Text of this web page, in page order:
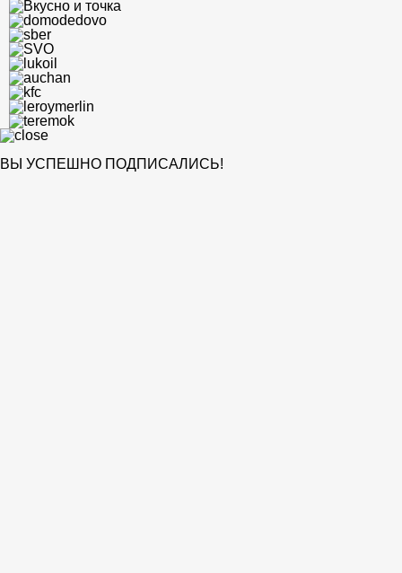
ВЫ УСПЕШНО ПОДПИСАЛИСЬ!